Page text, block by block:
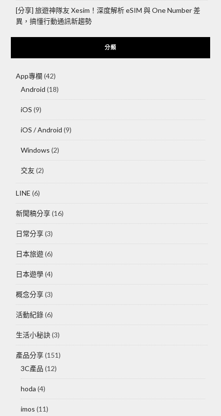
[分享] 旅遊神隊友 Xesim！深度解析 eSIM 與 One Number 差
異，搞懂行動通訊新趨勢
分類
App專欄 (42)
Android (18)
iOS (9)
iOS / Android (9)
Windows (2)
交友 (2)
LINE (6)
新聞稿分享(16)
日常分享(3)
日本旅遊(6)
日本遊學(4)
概念分享(3)
活動紀錄(6)
生活小秘訣(3)
產品分享(151)
3C產品 (12)
hoda (4)
imos (11)